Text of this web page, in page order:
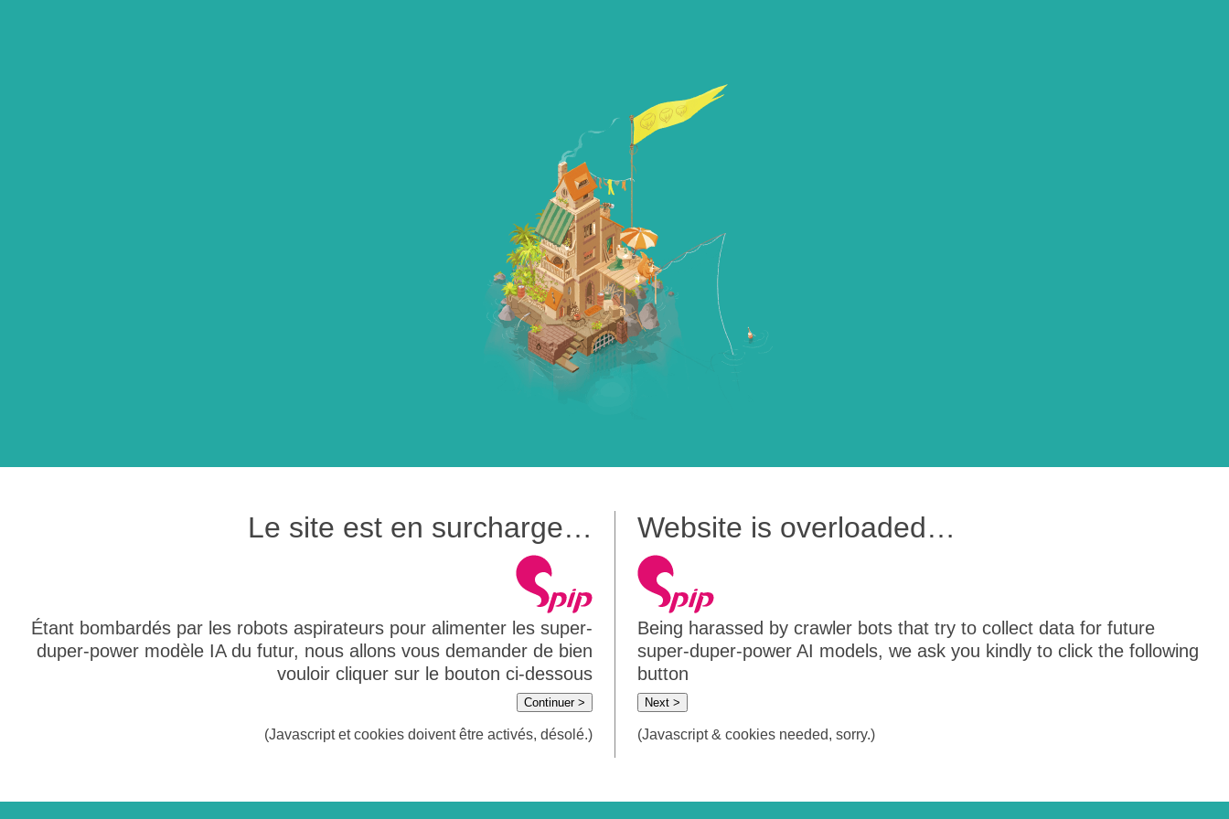
Le site est en surcharge…
Étant bombardés par les robots aspirateurs pour alimenter les super-
duper-power modèle IA du futur, nous allons vous demander de bien
vouloir cliquer sur le bouton ci-dessous
Continuer >
(Javascript et cookies doivent être activés, désolé.)
Website is overloaded…
Being harassed by crawler bots that try to collect data for future
super-duper-power AI models, we ask you kindly to click the following
button
Next >
(Javascript & cookies needed, sorry.)